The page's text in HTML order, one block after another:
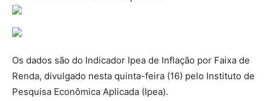
Os dados são do Indicador Ipea de Inflação por Faixa de
Renda, divulgado nesta quinta-feira (16) pelo Instituto de
Pesquisa Econômica Aplicada (Ipea).